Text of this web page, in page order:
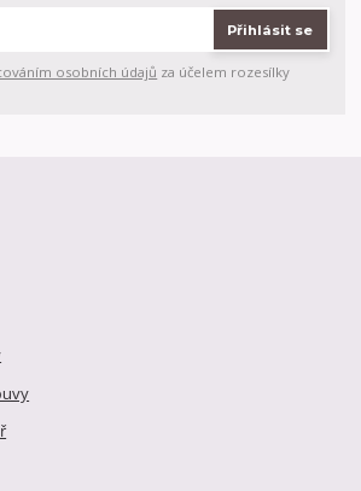
Přihlásit se
osobních údajů za účelem rozesílky